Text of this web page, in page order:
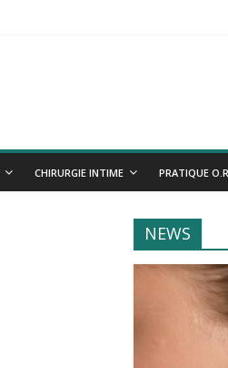
CHIRURGIE INTIME PRATIQUE
NEWS